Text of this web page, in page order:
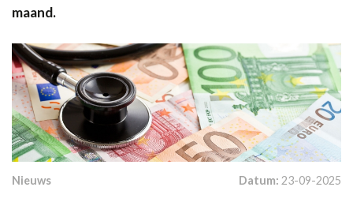
maand.
Nieuws Datum: 23-09-2025